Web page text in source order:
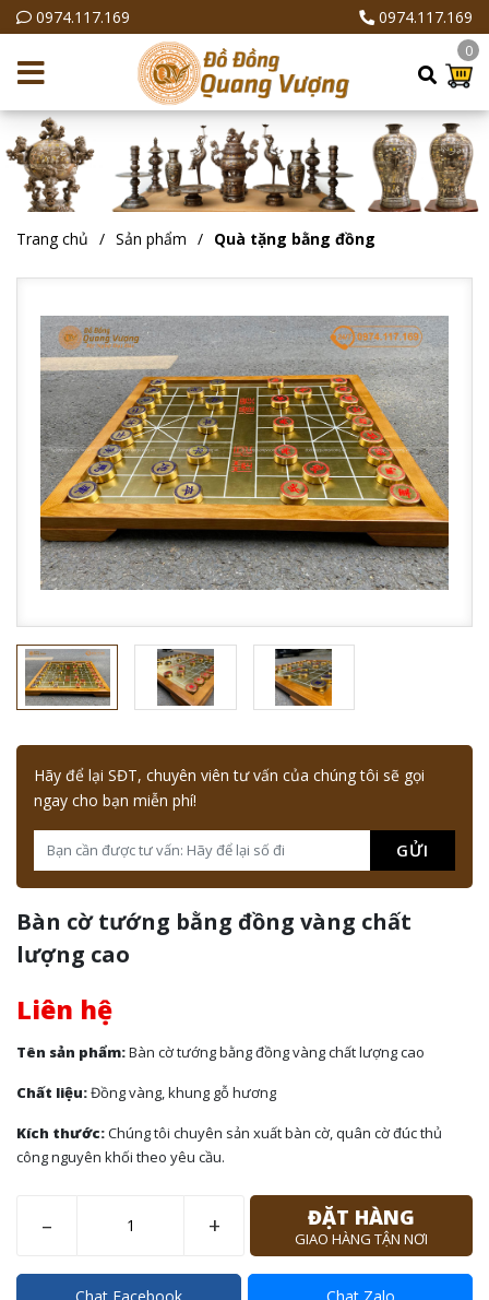
0974.117.169 0974.117.169
0
Trang chủ Sản phẩm Quà tặng bằng đồng
Hãy để lại SĐT, chuyên viên tư vấn của chúng tôi sẽ gọi
ngay cho bạn miễn phí!
GỬI
Bàn cờ tướng bằng đồng vàng chất
lượng cao
Liên hệ
Tên sản phẩm:Bàn cờ tướng bằng đồng vàng chất lượng cao
Chất liệu:Đồng vàng, khung gỗ hương
Kích thước:Chúng tôi chuyên sản xuất bàn cờ, quân cờ đúc thủ
công nguyên khối theo yêu cầu.
– + ĐẶT HÀNG
GIAO HÀNG TẬN NƠI